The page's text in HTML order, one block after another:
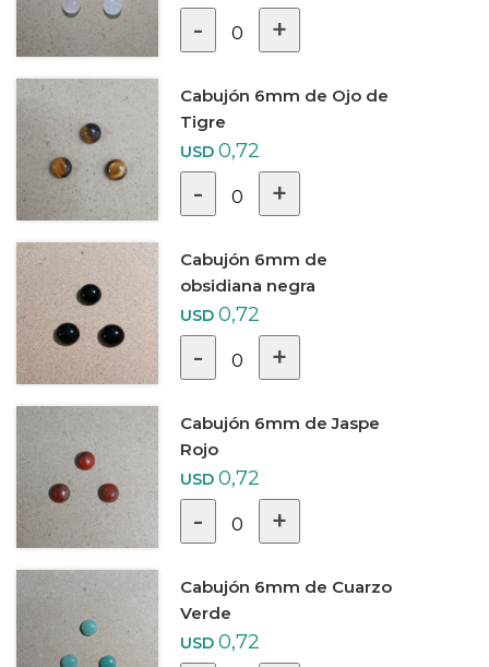
- 0 +
Cabujón 6mm de Ojo de
Tigre
USD 0,72
- 0 +
Cabujón 6mm de
obsidiana negra
USD 0,72
- 0 +
Cabujón 6mm de Jaspe
Rojo
USD 0,72
- 0 +
Cabujón 6mm de Cuarzo
Verde
USD 0,72